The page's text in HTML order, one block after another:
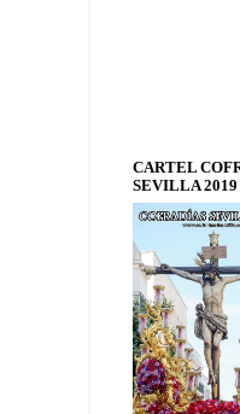
CARTEL
SEVILLA 2019